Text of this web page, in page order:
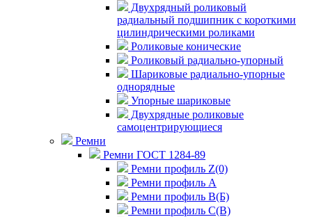
Двухрядный роликовый
радиальный подшипник с короткими
цилиндрическими роликами
Роликовые конические
Роликовый радиально-упорный
Шариковые радиально-упорные
однорядные
Упорные шариковые
Двухрядные роликовые
самоцентрирующиеся
Ремни
Ремни ГОСТ 1284-89
Ремни профиль Z(0)
Ремни профиль А
Ремни профиль В(Б)
Ремни профиль С(В)